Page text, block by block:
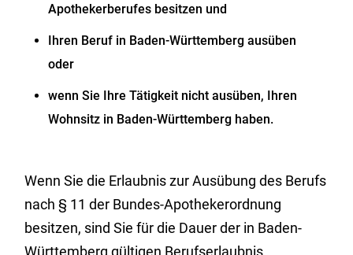
Apothekerberufes besitzen und
Ihren Beruf in Baden-Württemberg ausüben
oder
wenn Sie Ihre Tätigkeit nicht ausüben, Ihren
Wohnsitz in Baden-Württemberg haben.
Wenn Sie die Erlaubnis zur Ausübung des Berufs
nach § 11 der Bundes-Apothekerordnung
besitzen, sind Sie für die Dauer der in Baden-
Württemberg gültigen Berufserlaubnis